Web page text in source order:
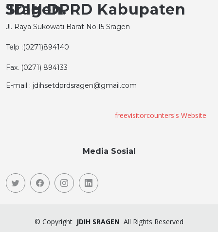
JDIH DPRD Kabupaten Sragen.
Jl. Raya Sukowati Barat No.15 Sragen
Telp :(0271)894140
Fax. (0271) 894133
E-mail : jdihsetdprdsragen@gmail.com
freevisitorcounters's Website
Media Sosial
© Copyright JDIH SRAGEN All Rights Reserved